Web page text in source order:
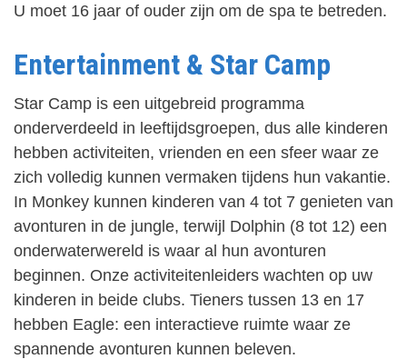
U moet 16 jaar of ouder zijn om de spa te betreden.
Entertainment & Star Camp
Star Camp is een uitgebreid programma
onderverdeeld in leeftijdsgroepen, dus alle kinderen
hebben activiteiten, vrienden en een sfeer waar ze
zich volledig kunnen vermaken tijdens hun vakantie.
In Monkey kunnen kinderen van 4 tot 7 genieten van
avonturen in de jungle, terwijl Dolphin (8 tot 12) een
onderwaterwereld is waar al hun avonturen
beginnen. Onze activiteitenleiders wachten op uw
kinderen in beide clubs. Tieners tussen 13 en 17
hebben Eagle: een interactieve ruimte waar ze
spannende avonturen kunnen beleven.